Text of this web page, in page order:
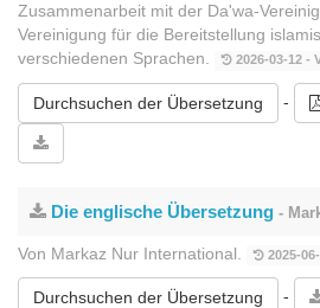
Zusammenarbeit mit der Da'wa-
Vereinigung für die Bereitstellung
verschiedenen Sprachen.
2026-03-12 -
Durchsuchen der Übersetzung -
Die englische Übersetzung -
Von Markaz Nur International. 2025-
Durchsuchen der Übersetzung -